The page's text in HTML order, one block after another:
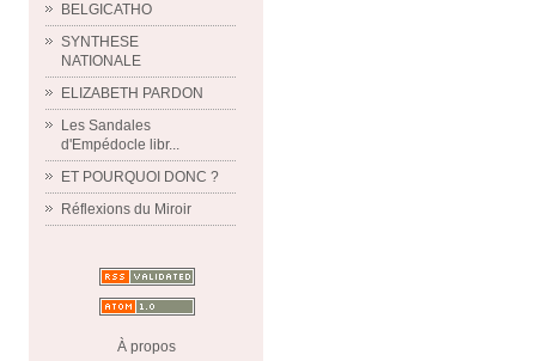
BELGICATHO
SYNTHESE
NATIONALE
ELIZABETH PARDON
Les Sandales
d'Empédocle libr...
ET POURQUOI DONC ?
Réflexions du Miroir
À propos